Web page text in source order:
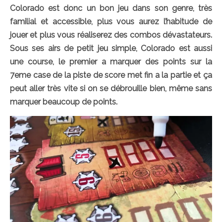
Colorado est donc un bon jeu dans son genre, très
familial et accessible, plus vous aurez l’habitude de
jouer et plus vous réaliserez des combos dévastateurs.
Sous ses airs de petit jeu simple, Colorado est aussi
une course, le premier a marquer des points sur la
7eme case de la piste de score met fin a la partie et ça
peut aller très vite si on se débrouille bien, même sans
marquer beaucoup de points.